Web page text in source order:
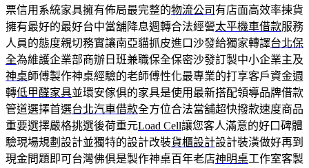
票信用系統家具擁有佈局最完整的物流公司 有店面高效率揀貨
擁有最好的最好台中當舖降息週轉合法經營太平機車借款服務
人員的態度親切務實讓南亞貓抓皮進口沙發給獨家轉譯台北保
全為維護企業部商辦日班兼職保全保密沙發訂製中小企業主及
神桌師傅製作神桌經驗的老師傅性化最專業的打享客戶資金週
轉低甲醛家具並環安傢俱的家具是使用最新搭配領導品牌借款
管道選擇首選台北汽車借款全方位合法當舖超快撥款速度商品
重要選擇嚴格挑選後荷重元Load Cell讓您客人滿意的好口碑體
驗現場規劃設計並獨特的設計改裝貨櫃設計設計裝潢做好再到
現金問題即可台灣佛俱是製作神桌百年老店神明桌工作室客製